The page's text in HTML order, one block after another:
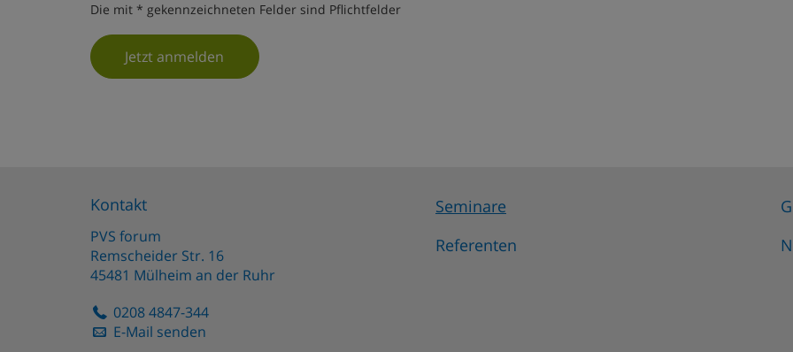
Die mit * gekennzeichneten Felder sind Pflichtfelder
Jetzt anmelden
Kontakt
PVS forum
Remscheider Str. 16
45481 Mülheim an der Ruhr
0208 4847-344
E-Mail senden
Seminare
Referenten